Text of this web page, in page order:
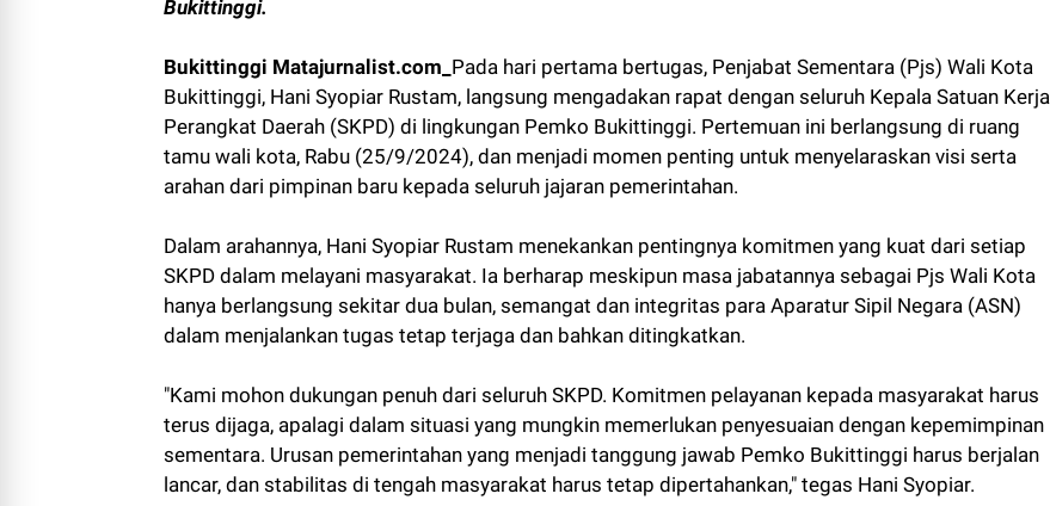
Bukittinggi.
Bukittinggi Matajurnalist.com_ Pada hari pertama bertugas, Penjabat Sementara (Pjs) Wali Kota
Bukittinggi, Hani Syopiar Rustam, langsung mengadakan rapat dengan seluruh Kepala Satuan Kerja
Perangkat Daerah (SKPD) di lingkungan Pemko Bukittinggi. Pertemuan ini berlangsung di ruang
tamu wali kota, Rabu (25/9/2024), dan menjadi momen penting untuk menyelaraskan visi serta
arahan dari pimpinan baru kepada seluruh jajaran pemerintahan.
Dalam arahannya, Hani Syopiar Rustam menekankan pentingnya komitmen yang kuat dari setiap
SKPD dalam melayani masyarakat. Ia berharap meskipun masa jabatannya sebagai Pjs Wali Kota
hanya berlangsung sekitar dua bulan, semangat dan integritas para Aparatur Sipil Negara (ASN)
dalam menjalankan tugas tetap terjaga dan bahkan ditingkatkan.
"Kami mohon dukungan penuh dari seluruh SKPD. Komitmen pelayanan kepada masyarakat harus
terus dijaga, apalagi dalam situasi yang mungkin memerlukan penyesuaian dengan kepemimpinan
sementara. Urusan pemerintahan yang menjadi tanggung jawab Pemko Bukittinggi harus berjalan
lancar, dan stabilitas di tengah masyarakat harus tetap dipertahankan," tegas Hani Syopiar.